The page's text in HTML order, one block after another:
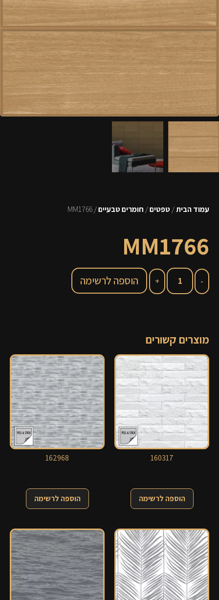
עמוד הבית/טפטים/חומרים טבעיים/ MM1766
MM1766
הוספה לרשימה
מוצרים קשורים
160317
הוספה לרשימה
162968
הוספה לרשימה